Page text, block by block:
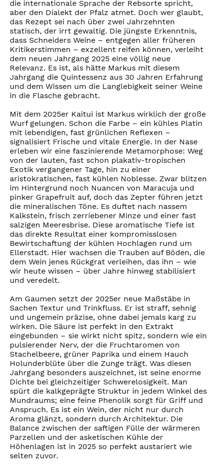
die internationale Sprache der Rebsorte spricht,
aber den Dialekt der Pfalz atmet. Doch wer glaubt,
das Rezept sei nach über zwei Jahrzehnten
statisch, der irrt gewaltig. Die jüngste Erkenntnis,
dass Schneiders Weine – entgegen aller früheren
Kritikerstimmen – exzellent reifen können, verleiht
dem neuen Jahrgang 2025 eine völlig neue
Relevanz. Es ist, als hätte Markus mit diesem
Jahrgang die Quintessenz aus 30 Jahren Erfahrung
und dem Wissen um die Langlebigkeit seiner Weine
in die Flasche gebracht.
Mit dem 2025er Kaitui ist Markus wirklich der große
Wurf gelungen. Schon die Farbe – ein kühles Platin
mit lebendigen, fast grünlichen Reflexen –
signalisiert Frische und vitale Energie. In der Nase
erleben wir eine faszinierende Metamorphose: Weg
von der lauten, fast schon plakativ-tropischen
Exotik vergangener Tage, hin zu einer
aristokratischen, fast kühlen Noblesse. Zwar blitzen
im Hintergrund noch Nuancen von Maracuja und
pinker Grapefruit auf, doch das Zepter führen jetzt
die mineralischen Töne. Es duftet nach nassem
Kalkstein, frisch zerriebener Minze und einer fast
salzigen Meeresbrise. Diese aromatische Tiefe ist
das direkte Resultat einer kompromisslosen
Bewirtschaftung der kühlen Hochlagen rund um
Ellerstadt. Hier wachsen die Trauben auf Böden, die
dem Wein jenes Rückgrat verleihen, das ihn – wie
wir heute wissen – über Jahre hinweg stabilisiert
und veredelt.
Am Gaumen setzt der 2025er neue Maßstäbe in
Sachen Textur und Trinkfluss. Er ist straff, sehnig
und ungemein präzise, ohne dabei jemals karg zu
wirken. Die Säure ist perfekt in den Extrakt
eingebunden – sie wirkt nicht spitz, sondern wie ein
pulsierender Nerv, der die Fruchtaromen von
Stachelbeere, grüner Paprika und einem Hauch
Holunderblüte über die Zunge trägt. Was diesen
Jahrgang besonders auszeichnet, ist seine enorme
Dichte bei gleichzeitiger Schwerelosigkeit. Man
spürt die kalkgeprägte Struktur in jedem Winkel des
Mundraums; eine feine Phenolik sorgt für Griff und
Anspruch. Es ist ein Wein, der nicht nur durch
Aroma glänzt, sondern durch Architektur. Die
Balance zwischen der saftigen Fülle der wärmeren
Parzellen und der asketischen Kühle der
Höhenlagen ist in 2025 so perfekt austariert wie
selten zuvor.